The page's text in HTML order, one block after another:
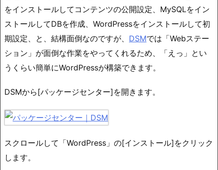
をインストールしてコンテンツの公開設定、MySQLをイン
ストールしてDBを作成、WordPressをインストールして初
期設定、と、結構面倒なのですが、 DSMでは「Webステー
ション」が面倒な作業をやってくれるため、「えっ」とい
うくらい簡単にWordPressが構築できます。
DSMから[パッケージセンター]を開きます。
スクロールして「WordPress」の[インストール]をクリック
します。